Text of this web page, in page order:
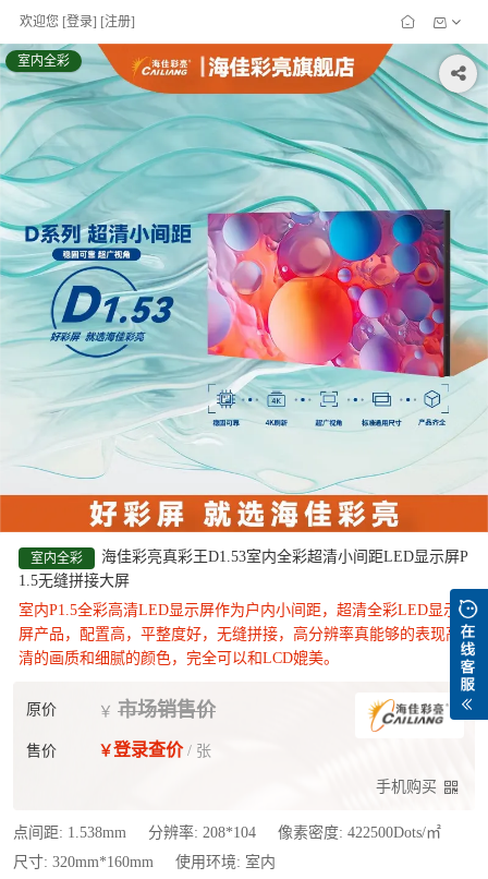
欢迎您 [登录] [注册]
室内全彩
室内全彩
海佳彩亮真彩王D1.53室内全彩超清小间距LED显示屏P
1.5无缝拼接大屏
室内P1.5全彩高清LED显示屏作为户内小间距，超清全彩LED显示
屏产品，配置高，平整度好，无缝拼接，高分辨率真能够的表现高
清的画质和细腻的颜色，完全可以和LCD媲美。
原价 ￥ 市场销售价
售价 ￥登录查价/ 张
手机购买
点间距: 1.538mm 分辨率: 208*104 像素密度: 422500Dots/㎡
尺寸: 320mm*160mm 使用环境: 室内